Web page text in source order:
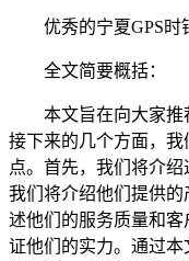
优秀的宁夏GPS时
全文简要概括：
本文旨在向大家推
接下来的几个方面，
点。首先，我们将介绍
我们将介绍他们提供
述他们的服务质量和
证他们的实力。通过